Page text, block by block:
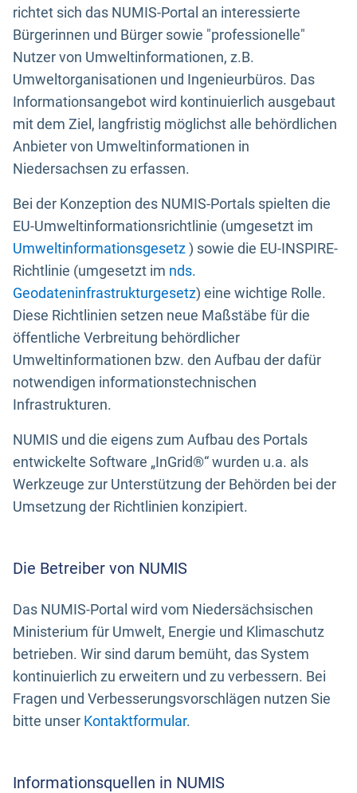
richtet sich das NUMIS-Portal an interessierte
Bürgerinnen und Bürger sowie "professionelle"
Nutzer von Umweltinformationen, z.B.
Umweltorganisationen und Ingenieurbüros. Das
Informationsangebot wird kontinuierlich ausgebaut
mit dem Ziel, langfristig möglichst alle behördlichen
Anbieter von Umweltinformationen in
Niedersachsen zu erfassen.
Bei der Konzeption des NUMIS-Portals spielten die
EU-Umweltinformationsrichtlinie (umgesetzt im
Umweltinformationsgesetz) sowie die EU-INSPIRE-
Richtlinie (umgesetzt im nds.
Geodateninfrastrukturgesetz) eine wichtige Rolle.
Diese Richtlinien setzen neue Maßstäbe für die
öffentliche Verbreitung behördlicher
Umweltinformationen bzw. den Aufbau der dafür
notwendigen informationstechnischen
Infrastrukturen.
NUMIS und die eigens zum Aufbau des Portals
entwickelte Software „InGrid®“ wurden u.a. als
Werkzeuge zur Unterstützung der Behörden bei der
Umsetzung der Richtlinien konzipiert.
Die Betreiber von NUMIS
Das NUMIS-Portal wird vom Niedersächsischen
Ministerium für Umwelt, Energie und Klimaschutz
betrieben. Wir sind darum bemüht, das System
kontinuierlich zu erweitern und zu verbessern. Bei
Fragen und Verbesserungsvorschlägen nutzen Sie
bitte unser Kontaktformular.
Informationsquellen in NUMIS